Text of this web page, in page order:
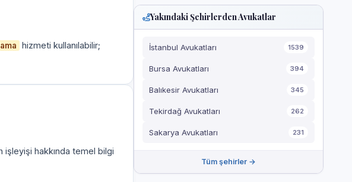
hizmeti kullanılabilir;
işleyişi hakkında temel bilgi
Yakındaki Şehirlerden Avukatlar
İstanbul Avukatları 1539
Bursa Avukatları 394
Balıkesir Avukatları 345
Tekirdağ Avukatları 262
Sakarya Avukatları 231
Tüm şehirler →